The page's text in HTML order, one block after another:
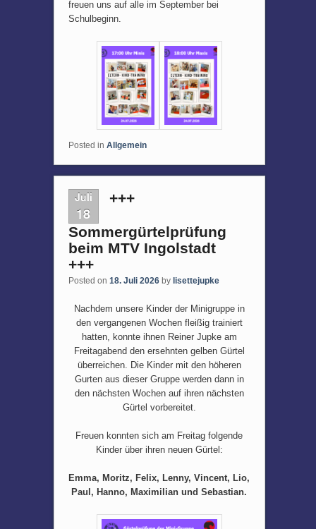
freuen uns auf alle im September bei
Schulbeginn.
Posted in Allgemein
Juli
18
+++
Sommergürtelprüfung
beim MTV Ingolstadt
+++
Posted on 18. Juli 2026 by lisettejupke
Nachdem unsere Kinder der Minigruppe in
den vergangenen Wochen fleißig trainiert
hatten, konnte ihnen Reiner Jupke am
Freitagabend den ersehnten gelben Gürtel
überreichen. Die Kinder mit den höheren
Gurten aus dieser Gruppe werden dann in
den nächsten Wochen auf ihren nächsten
Gürtel vorbereitet.
Freuen konnten sich am Freitag folgende
Kinder über ihren neuen Gürtel:
Emma, Moritz, Felix, Lenny, Vincent, Lio,
Paul, Hanno, Maximilian und Sebastian.